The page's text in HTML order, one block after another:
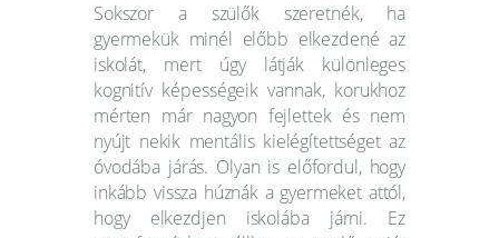
Sokszor a szülők szeretnék, ha
gyermekük minél előbb elkezdené az
iskolát, mert úgy látják különleges
kognitív képességeik vannak, korukhoz
mérten már nagyon fejlettek és nem
nyújt nekik mentális kielégítettséget az
óvodába járás. Olyan is előfordul, hogy
inkább vissza húznák a gyermeket attól,
hogy elkezdjen iskolába járni. Ez